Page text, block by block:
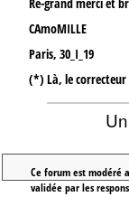
CAmoMILLE
Paris, 30_I_19
(*) Là, le
Ce forum est modéré
validée par les